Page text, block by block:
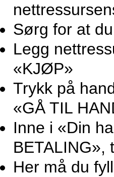
Sørg for at
Legg
«KJØP»
Trykk på
«GÅ TIL
Inne i «Din
BETALING»,
Her må du